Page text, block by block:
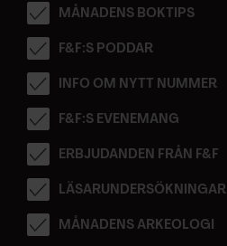
MÅNADENS BOKTIPS
F&F:S PODDAR
INFO OM NYTT NUMMER
F&F:S EVENEMANG
ERBJUDANDEN FRÅN F&F
LÄSARUNDERSÖKNINGAR
MÅNADENS ARKEOLOGI